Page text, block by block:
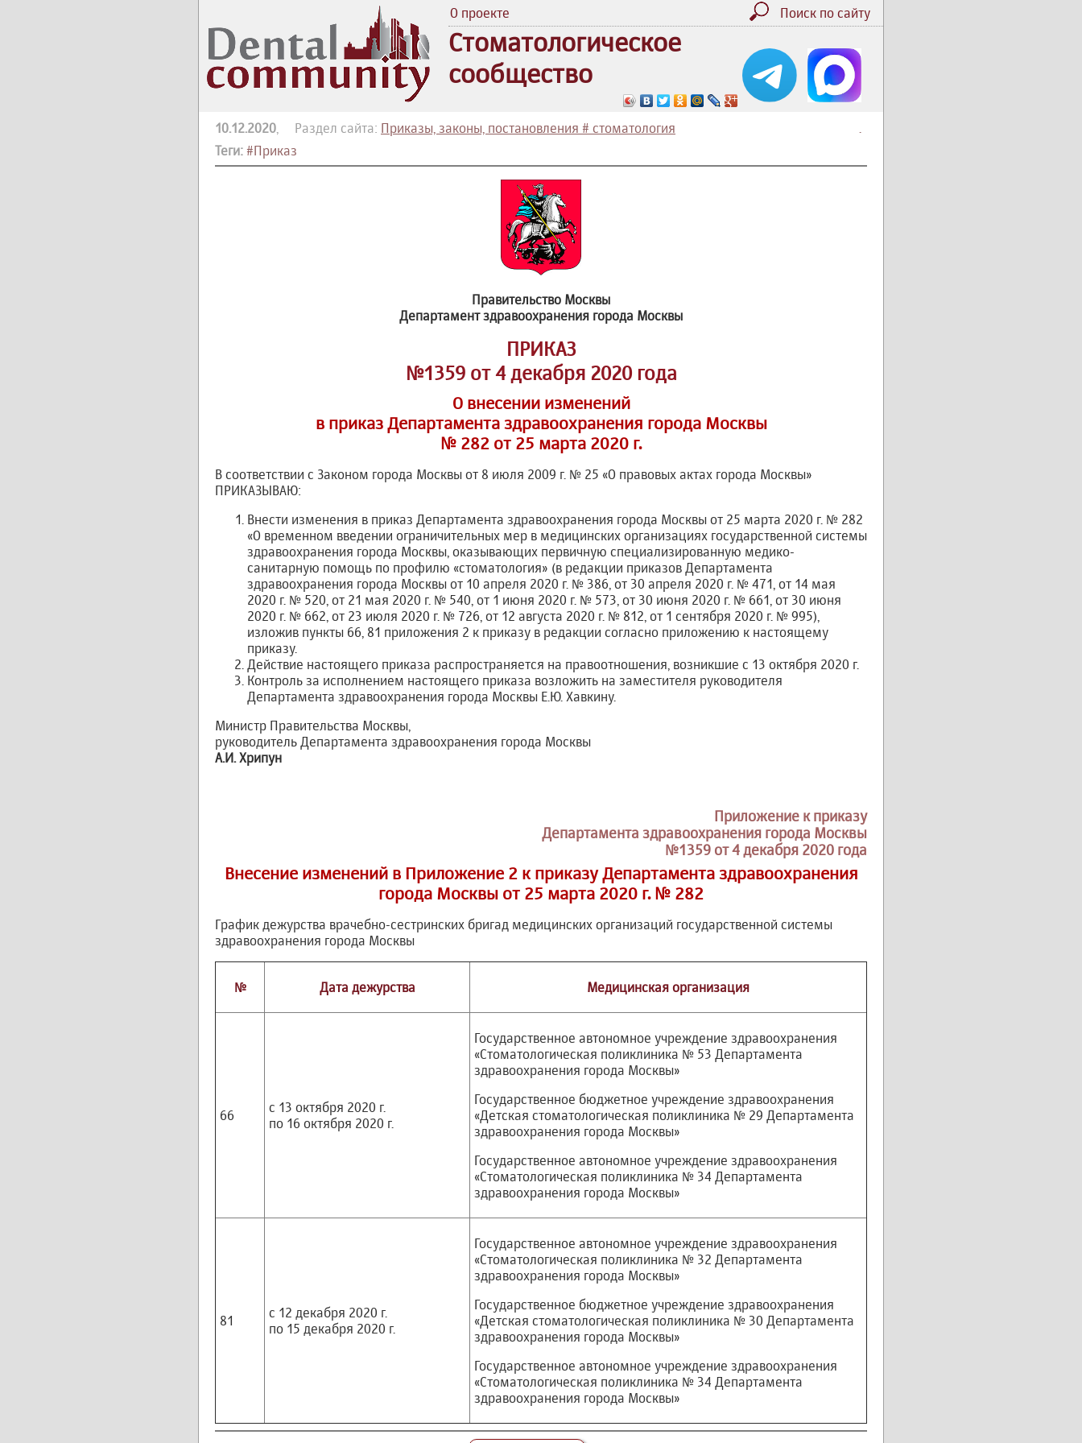
О проекте Поиск по сайту
Стоматологическое
сообщество
.
10.12.2020, Раздел сайта: Приказы, законы, постановления # стоматология
Теги: #Приказ
Правительство Москвы
Департамент здравоохранения города Москвы
ПРИКАЗ
№1359 от 4 декабря 2020 года
О внесении изменений
в приказ Департамента здравоохранения города Москвы
№ 282 от 25 марта 2020 г.
В соответствии с Законом города Москвы от 8 июля 2009 г. № 25 «О правовых актах города Москвы»
ПРИКАЗЫВАЮ:
Внести изменения в приказ Департамента здравоохранения города Москвы от 25 марта 2020 г. № 282
«О временном введении ограничительных мер в медицинских организациях государственной системы
здравоохранения города Москвы, оказывающих первичную специализированную медико-
санитарную помощь по профилю «стоматология» (в редакции приказов Департамента
здравоохранения города Москвы от 10 апреля 2020 г. № 386, от 30 апреля 2020 г. № 471, от 14 мая
2020 г. № 520, от 21 мая 2020 г. № 540, от 1 июня 2020 г. № 573, от 30 июня 2020 г. № 661, от 30 июня
2020 г. № 662, от 23 июля 2020 г. № 726, от 12 августа 2020 г. № 812, от 1 сентября 2020 г. № 995),
изложив пункты 66, 81 приложения 2 к приказу в редакции согласно приложению к настоящему
приказу.
Действие настоящего приказа распространяется на правоотношения, возникшие с 13 октября 2020 г.
Контроль за исполнением настоящего приказа возложить на заместителя руководителя
Департамента здравоохранения города Москвы Е.Ю. Хавкину.
Министр Правительства Москвы,
руководитель Департамента здравоохранения города Москвы
А.И. Хрипун
Приложение к приказу
Департамента здравоохранения города Москвы
№1359 от 4 декабря 2020 года
Внесение изменений в Приложение 2 к приказу Департамента здравоохранения
города Москвы от 25 марта 2020 г. № 282
График дежурства врачебно-сестринских бригад медицинских организаций государственной системы
здравоохранения города Москвы
№ Дата дежурства Медицинская организация
66
с 13 октября 2020 г.
по 16 октября 2020 г.
Государственное автономное учреждение здравоохранения
«Стоматологическая поликлиника № 53 Департамента
здравоохранения города Москвы»
Государственное бюджетное учреждение здравоохранения
«Детская стоматологическая поликлиника № 29 Департамента
здравоохранения города Москвы»
Государственное автономное учреждение здравоохранения
«Стоматологическая поликлиника № 34 Департамента
здравоохранения города Москвы»
81
с 12 декабря 2020 г.
по 15 декабря 2020 г.
Государственное автономное учреждение здравоохранения
«Стоматологическая поликлиника № 32 Департамента
здравоохранения города Москвы»
Государственное бюджетное учреждение здравоохранения
«Детская стоматологическая поликлиника № 30 Департамента
здравоохранения города Москвы»
Государственное автономное учреждение здравоохранения
«Стоматологическая поликлиника № 34 Департамента
здравоохранения города Москвы»